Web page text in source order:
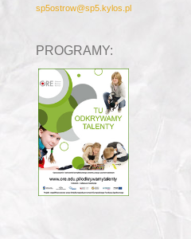
sp5ostrow@sp5.kylos.pl
PROGRAMY: